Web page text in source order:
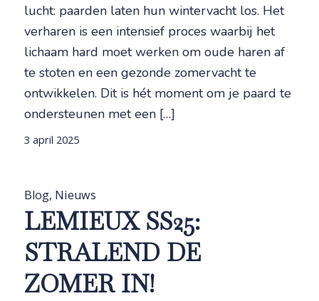
lucht: paarden laten hun wintervacht los. Het
verharen is een intensief proces waarbij het
lichaam hard moet werken om oude haren af
te stoten en een gezonde zomervacht te
ontwikkelen. Dit is hét moment om je paard te
ondersteunen met een […]
3 april 2025
Blog, Nieuws
LEMIEUX SS25:
STRALEND DE
ZOMER IN!